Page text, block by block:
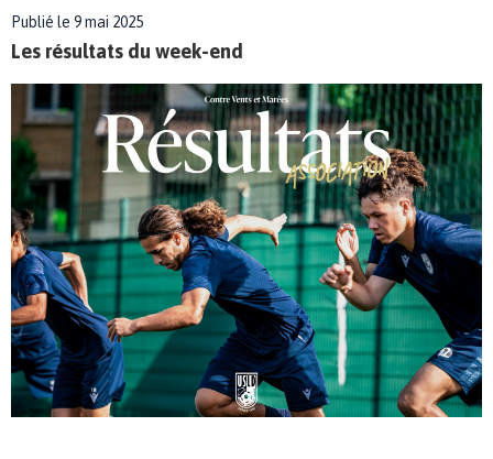
Publié le 9 mai 2025
Les résultats du week-end